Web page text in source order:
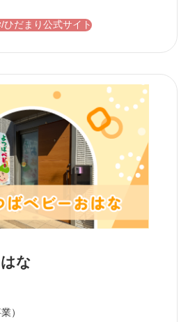
ひだまり公式サイト
な
）